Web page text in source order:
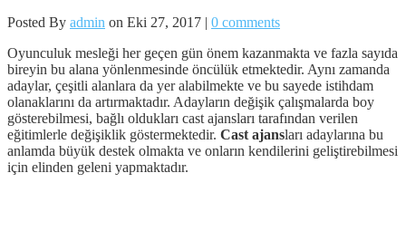
Posted By admin on Eki 27, 2017 | 0 comments
Oyunculuk mesleği her geçen gün önem kazanmakta ve fazla sayıda
bireyin bu alana yönlenmesinde öncülük etmektedir. Aynı zamanda
adaylar, çeşitli alanlara da yer alabilmekte ve bu sayede istihdam
olanaklarını da artırmaktadır. Adayların değişik çalışmalarda boy
gösterebilmesi, bağlı oldukları cast ajansları tarafından verilen
eğitimlerle değişiklik göstermektedir. Cast ajansları adaylarına bu
anlamda büyük destek olmakta ve onların kendilerini geliştirebilmesi
için elinden geleni yapmaktadır.